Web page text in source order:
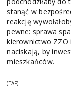
stanąć w
reakcję
pewne: sprawa
kierownictwo ZZO
naciskają, by
mieszkańców.
(TAF)